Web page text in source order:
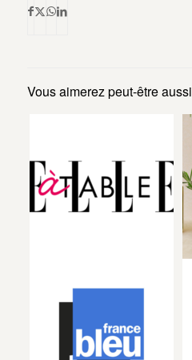
Vous aimerez peut-être aussi